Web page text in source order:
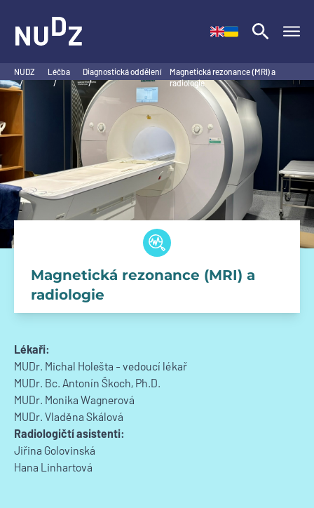
NUDZ
/
Léčba
/
Diagnostická oddělení
/
Magnetická rezonance (MRI) a
radiologie
Magnetická rezonance (MRI) a
radiologie
Lékaři:
MUDr. Michal Holešta - vedoucí lékař
MUDr. Bc. Antonín Škoch, Ph.D.
MUDr. Monika Wagnerová
MUDr. Vladěna Skálová
Radiologičtí asistenti:
Jiřina Golovinská
Hana Linhartová